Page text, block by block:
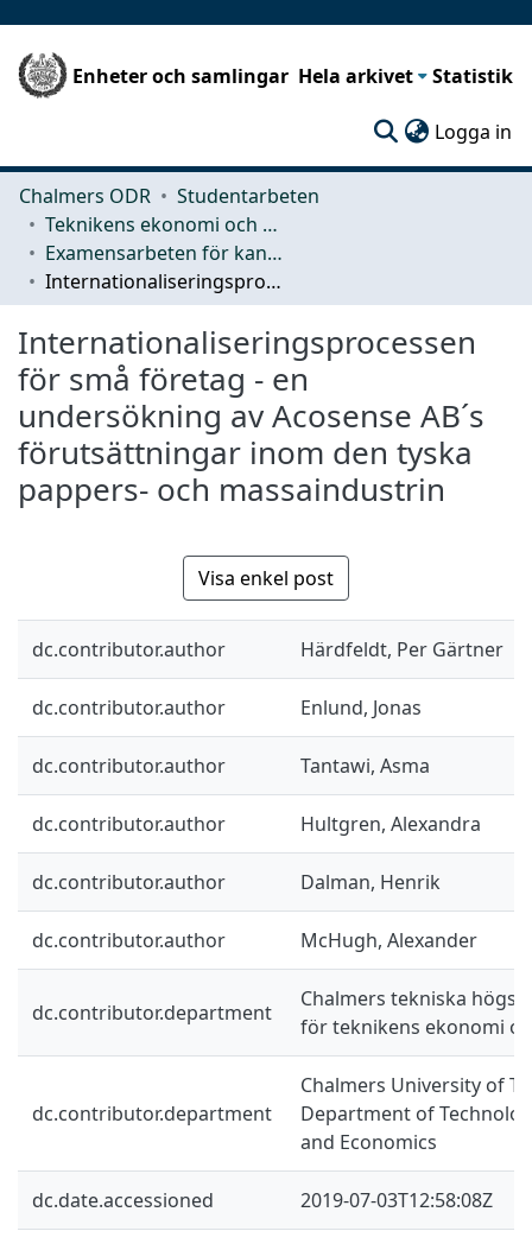
Enheter och samlingar Hela arkivet Statistik
Logga in
Chalmers ODR
Studentarbeten
Teknikens ekonomi och organisation
Examensarbeten för kandidatexamen
Internationaliseringsprocessen för små företag - en undersökning av Acosense AB´s förutsättningar inom den tyska pappers- och massaindustrin
Internationaliseringsprocessen
för små företag - en
undersökning av Acosense AB´s
förutsättningar inom den tyska
pappers- och massaindustrin
Visa enkel post
dc.contributor.author Härdfeldt, Per Gärtner
dc.contributor.author Enlund, Jonas
dc.contributor.author Tantawi, Asma
dc.contributor.author Hultgren, Alexandra
dc.contributor.author Dalman, Henrik
dc.contributor.author McHugh, Alexander
dc.contributor.department
Chalmers tekniska
för teknikens ekonomi
dc.contributor.department
Chalmers University of
Department of
and Economics
dc.date.accessioned 2019-07-03T12:58:08Z